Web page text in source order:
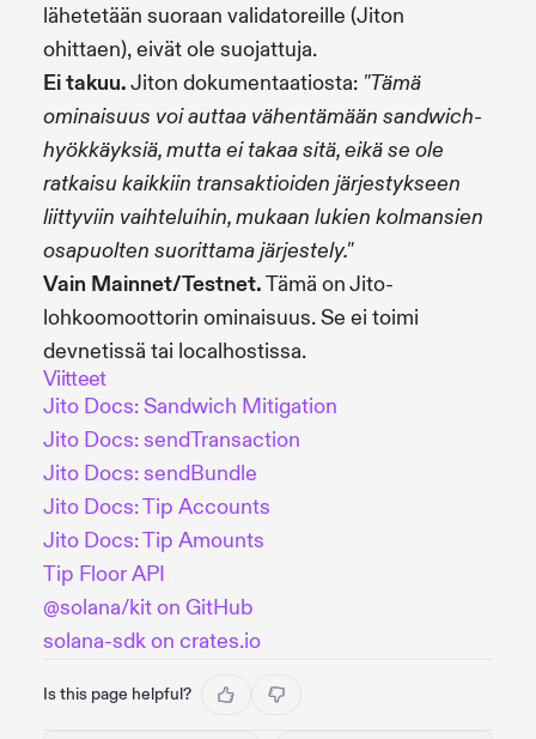
lähetetään suoraan validatoreille (Jiton
ohittaen), eivät ole suojattuja.
Ei takuu.Jiton dokumentaatiosta: "Tämä
ominaisuus voi auttaa vähentämään sandwich-
hyökkäyksiä, mutta ei takaa sitä, eikä se ole
ratkaisu kaikkiin transaktioiden järjestykseen
liittyviin vaihteluihin, mukaan lukien kolmansien
osapuolten suorittama järjestely."
Vain Mainnet/Testnet.Tämä on Jito-
lohkoomoottorin ominaisuus. Se ei toimi
devnetissä tai localhostissa.
Viitteet
Jito Docs: Sandwich Mitigation
Jito Docs: sendTransaction
Jito Docs: sendBundle
Jito Docs: Tip Accounts
Jito Docs: Tip Amounts
Tip Floor API
@solana/kit on GitHub
solana-sdk on crates.io
Is this page helpful?